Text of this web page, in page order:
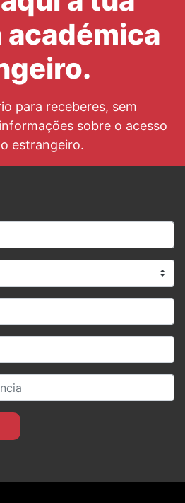
para receberes, sem
sobre o acesso
estrangeiro.